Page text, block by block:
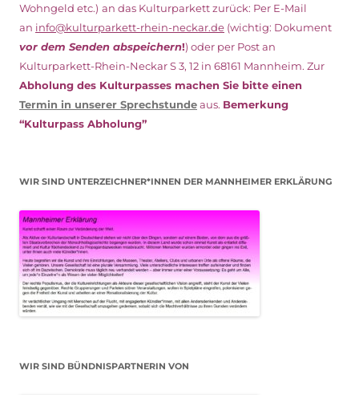
Wohngeld etc.) an das Kulturparkett zurück: Per E-Mail
an info@kulturparkett-rhein-neckar.de (wichtig: Dokument
vor dem Senden abspeichern!) oder per Post an
Kulturparkett-Rhein-Neckar S 3, 12 in 68161 Mannheim. Zur
Abholung des Kulturpasses machen Sie bitte einen
Termin in unserer Sprechstundeaus. Bemerkung
“Kulturpass Abholung”
WIR SIND UNTERZEICHNER*INNEN DER MANNHEIMER ERKLÄRUNG
WIR SIND BÜNDNISPARTNERIN VON